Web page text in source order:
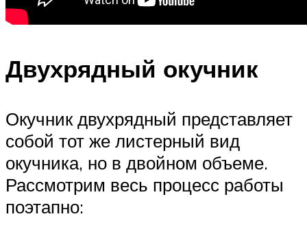
Двухрядный окучник
Окучник двухрядный представляет
собой тот же листерный вид
окучника, но в двойном объеме.
Рассмотрим весь процесс работы
поэтапно: